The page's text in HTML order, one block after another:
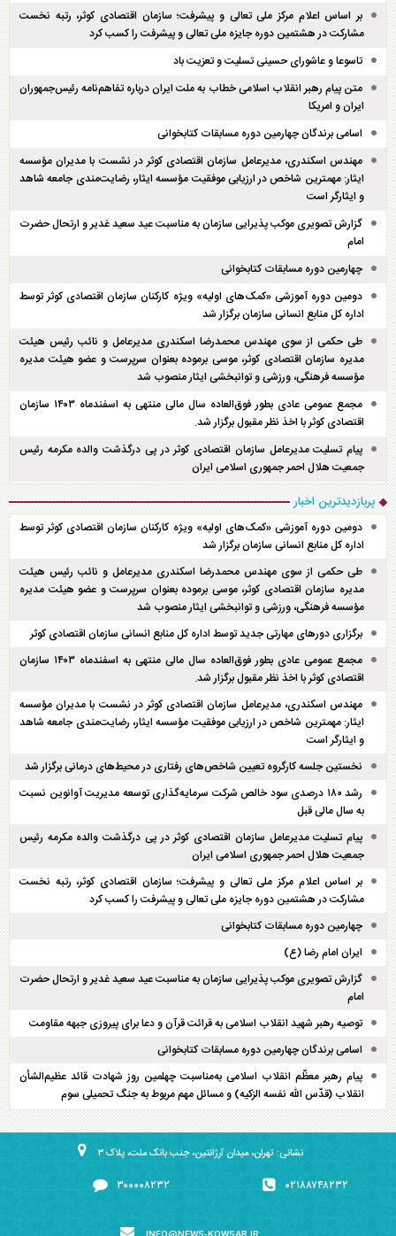
بر اساس اعلام مرکز ملی تعالی و پیشرفت؛ سازمان اقتصادی کوثر، رتبه نخست
مشارکت در هشتمین دوره جایزه ملی تعالی و پیشرفت را کسب کرد
تاسوعا و عاشورای حسینی تسلیت و تعزیت باد
متن پیام رهبر انقلاب اسلامی خطاب به ملت ایران درباره تفاهم‌نامه رئیس‌جمهوران
ایران و امریکا
اسامی برندگان چهارمین دوره مسابقات کتابخوانی
مهندس اسکندری، مدیرعامل سازمان اقتصادی کوثر در نشست با مدیران مؤسسه
ایثار: مهمترین شاخص در ارزیابی موفقیت مؤسسه ایثار، رضایت‌مندی جامعه شاهد
و ایثارگر است
گزارش تصویری موکب پذیرایی سازمان به مناسبت عید سعید غدیر و ارتحال حضرت
امام
چهارمین دوره مسابقات کتابخوانی
دومین دوره آموزشی «کمک‌های اولیه» ویژه کارکنان سازمان اقتصادی کوثر توسط
اداره کل منابع انسانی سازمان برگزار شد
طی حکمی از سوی مهندس محمدرضا اسکندری مدیرعامل و نائب رئیس هیئت
مدیره سازمان اقتصادی کوثر، موسی برموده بعنوان سرپرست و عضو هیئت مدیره
مؤسسه فرهنگی، ورزشی و توانبخشی ایثار منصوب شد
مجمع عمومی عادی بطور فوق‌العاده سال مالی منتهی به اسفند‌ماه ۱۴۰۳ سازمان
اقتصادی کوثر با اخذ نظر مقبول برگزار شد.
پیام تسلیت مدیرعامل سازمان اقتصادی کوثر در پی درگذشت والده مکرمه رئیس
جمعیت هلال احمر جمهوری اسلامی ایران
پربازدیدترین اخبار
دومین دوره آموزشی «کمک‌های اولیه» ویژه کارکنان سازمان اقتصادی کوثر توسط
اداره کل منابع انسانی سازمان برگزار شد
طی حکمی از سوی مهندس محمدرضا اسکندری مدیرعامل و نائب رئیس هیئت
مدیره سازمان اقتصادی کوثر، موسی برموده بعنوان سرپرست و عضو هیئت مدیره
مؤسسه فرهنگی، ورزشی و توانبخشی ایثار منصوب شد
برگزاری دور‌های مهارتی جدید توسط اداره کل منابع انسانی سازمان اقتصادی کوثر
مجمع عمومی عادی بطور فوق‌العاده سال مالی منتهی به اسفند‌ماه ۱۴۰۳ سازمان
اقتصادی کوثر با اخذ نظر مقبول برگزار شد.
مهندس اسکندری، مدیرعامل سازمان اقتصادی کوثر در نشست با مدیران مؤسسه
ایثار: مهمترین شاخص در ارزیابی موفقیت مؤسسه ایثار، رضایت‌مندی جامعه شاهد
و ایثارگر است
نخستین جلسه کارگروه تعیین شاخص‌های رفتاری در محیط‌های درمانی برگزار شد
رشد ۱۸۰ درصدی سود خالص شرکت سرمایه‌گذاری توسعه مدیریت آوانوین نسبت
به سال مالی قبل
پیام تسلیت مدیرعامل سازمان اقتصادی کوثر در پی درگذشت والده مکرمه رئیس
جمعیت هلال احمر جمهوری اسلامی ایران
بر اساس اعلام مرکز ملی تعالی و پیشرفت؛ سازمان اقتصادی کوثر، رتبه نخست
مشارکت در هشتمین دوره جایزه ملی تعالی و پیشرفت را کسب کرد
چهارمین دوره مسابقات کتابخوانی
ایران امام رضا (ع)
گزارش تصویری موکب پذیرایی سازمان به مناسبت عید سعید غدیر و ارتحال حضرت
امام
توصیه رهبر شهید انقلاب اسلامی به قرائت قرآن و دعا برای پیروزی جبهه مقاومت
اسامی برندگان چهارمین دوره مسابقات کتابخوانی
پیام رهبر معظّم انقلاب اسلامی به‌مناسبت چهلمین روز شهادت قائد عظیم‌الشأن
انقلاب (قدّس الله نفسه الزکیه) و مسائل مهم مربوط به جنگ تحمیلی سوم
نشانی: تهران، میدان آرژانتین، جنب بانک ملت، پلاک ۳
۰۲۱۸۸۷۴۸۲۳۲ ۳۰۰۰۰۸۲۳۲